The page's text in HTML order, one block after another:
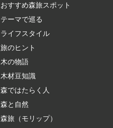
おすすめ森旅スポット
テーマで巡る
ライフスタイル
旅のヒント
木の物語
木材豆知識
森ではたらく人
森と自然
森旅（モリップ）